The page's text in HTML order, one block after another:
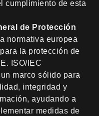
cumplimiento de esta
de Protección
normativa europea
la protección de
ISO/IEC
marco sólido para
integridad y
ayudando a
medidas de